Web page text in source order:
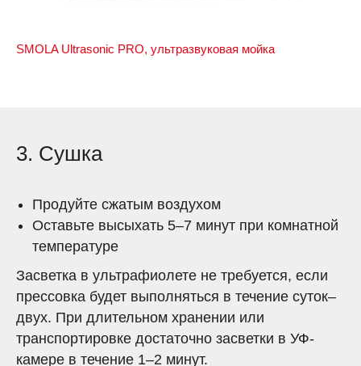
SMOLA Ultrasonic PRO, ультразвуковая мойка
3. Сушка
Продуйте сжатым воздухом
Оставьте высыхать 5–7 минут при комнатной
температуре
Засветка в ультрафиолете не требуется, если
прессовка будет выполняться в течение суток–
двух. При длительном хранении или
транспортировке достаточно засветки в УФ-
камере в течение 1–2 минут.